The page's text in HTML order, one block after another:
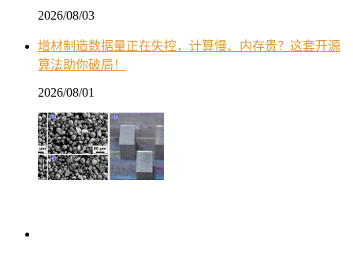
2026/08/03
增材制造数据量正在失控，计算慢、内存贵？这套开源
算法助你破局！
2026/08/01